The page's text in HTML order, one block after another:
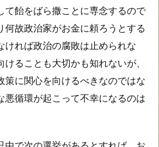
て飴をばら撒ことに専念するので
何故政治家がお金に頼ろうとする
ければ政治の腐敗は止められな
ることも大切かも知れないが、
策に関心を向けるべきなのではな
悪循環が起こって不幸になるのは